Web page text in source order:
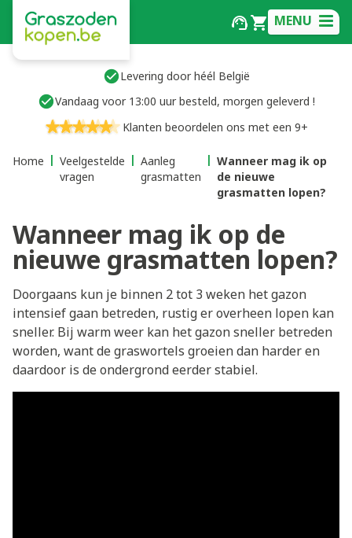
MENU
Levering door héél België
Vandaag voor 13:00 uur besteld, morgen geleverd !
Klanten beoordelen ons met een 9+
Home
Veelgestelde
vragen
Aanleg
grasmatten
Wanneer mag ik op
de nieuwe
grasmatten lopen?
Wanneer mag ik op de
nieuwe grasmatten lopen?
Doorgaans kun je binnen 2 tot 3 weken het gazon
intensief gaan betreden, rustig er overheen lopen kan
sneller. Bij warm weer kan het gazon sneller betreden
worden, want de graswortels groeien dan harder en
daardoor is de ondergrond eerder stabiel.